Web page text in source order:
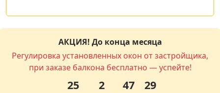
АКЦИЯ! До конца месяца
Регулировка установленных окон от застройщика,
при заказе балкона бесплатно — успейте!
25 2 47 28